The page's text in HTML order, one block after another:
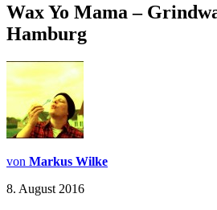
Wax Yo Mama –
Hamburg
von Markus Wilke
8. August 2016